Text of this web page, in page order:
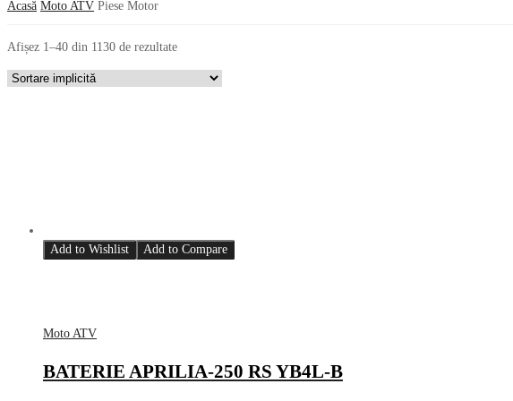
Acasă Moto ATV Piese Motor
Afișez 1–40 din 1130 de rezultate
Add to Wishlist Add to Compare
Moto ATV
BATERIE APRILIA-250 RS YB4L-B